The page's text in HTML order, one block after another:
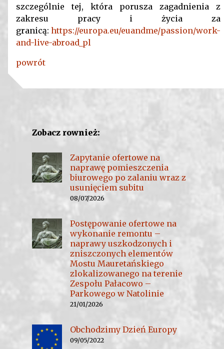
szczególnie tej, która porusza zagadnienia z
zakresu pracy i życia za
granicą: https://europa.eu/euandme/passion/work-
and-live-abroad_pl
powrót
Zobacz rownież:
Zapytanie ofertowe na
naprawę pomieszczenia
biurowego po zalaniu wraz z
usunięciem subitu
08/07/2026
Postępowanie ofertowe na
wykonanie remontu –
naprawy uszkodzonych i
zniszczonych elementów
Mostu Mauretańskiego
zlokalizowanego na terenie
Zespołu Pałacowo –
Parkowego w Natolinie
21/01/2026
Obchodzimy Dzień Europy
09/05/2022